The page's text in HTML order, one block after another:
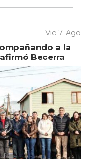
Vie 7. Ago
a la
Becerra